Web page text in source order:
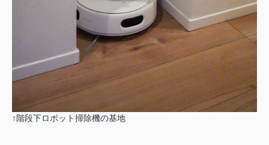
↑階段下ロボット掃除機の基地